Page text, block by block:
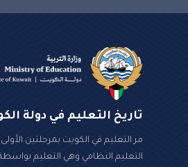
تاريخ التعليم في دولة
مر التعليم في الكويت بمرحلتين
التعليم النظامي وهي التعليم